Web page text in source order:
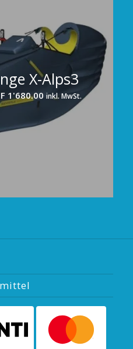
X-Alps3
1'680.00 Aktueller
ist:
inkl. MwSt.